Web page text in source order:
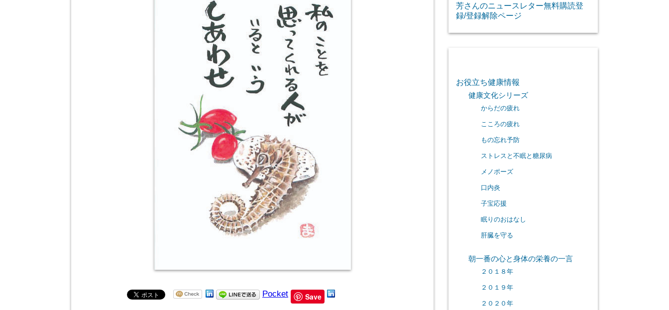
Pocket Save
芳さんのニュースレター無料購読登
録/登録解除ページ
お役立ち健康情報
健康文化シリーズ
からだの疲れ
こころの疲れ
もの忘れ予防
ストレスと不眠と糖尿病
メノポーズ
口内炎
子宝応援
眠りのおはなし
肝臓を守る
朝一番の心と身体の栄養の一言
２０１８年
２０１９年
２０２０年